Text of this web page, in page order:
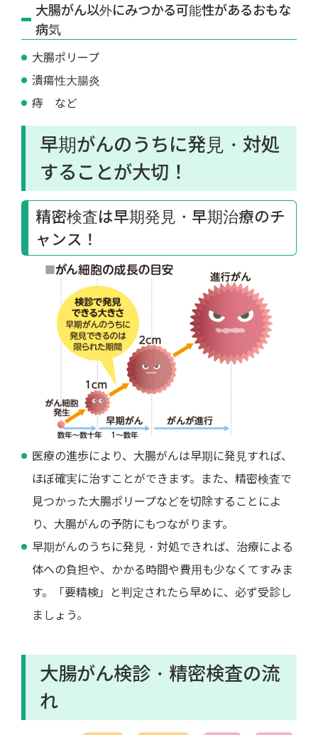
大腸がん以外にみつかる可能性があるおもな
病気
大腸ポリープ
潰瘍性大腸炎
痔 など
早期がんのうちに発見・対処
することが大切！
精密検査は早期発見・早期治療のチ
ャンス！
医療の進歩により、大腸がんは早期に発見すれば、
ほぼ確実に治すことができます。また、精密検査で
見つかった大腸ポリープなどを切除することによ
り、大腸がんの予防にもつながります。
早期がんのうちに発見・対処できれば、治療による
体への負担や、かかる時間や費用も少なくてすみま
す。「要精検」と判定されたら早めに、必ず受診し
ましょう。
大腸がん検診・精密検査の流
れ